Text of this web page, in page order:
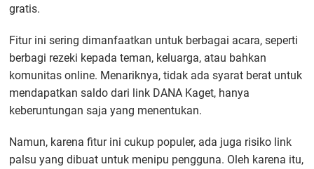
gratis.
Fitur ini sering dimanfaatkan untuk berbagai acara, seperti
berbagi rezeki kepada teman, keluarga, atau bahkan
komunitas online. Menariknya, tidak ada syarat berat untuk
mendapatkan saldo dari link DANA Kaget, hanya
keberuntungan saja yang menentukan.
Namun, karena fitur ini cukup populer, ada juga risiko link
palsu yang dibuat untuk menipu pengguna. Oleh karena itu,